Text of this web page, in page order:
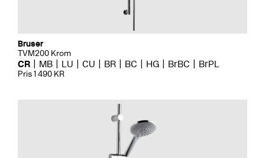
Bruser
TVM200 Krom
CR MB LU CU BR BC HG BrBC BrPL
Pris 1 490 KR